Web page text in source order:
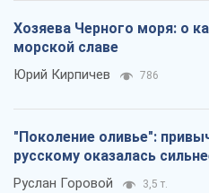
Хозяева Черного моря: о
морской славе
Юрий Кирпичев 786
"Поколение оливье":
русскому оказалась
Руслан Горовой 3,5 т.